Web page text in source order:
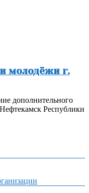
молодёжи г.
дополнительного
Республики